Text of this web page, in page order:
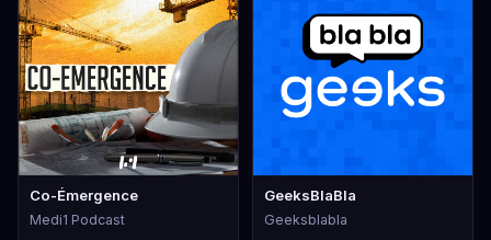
Co-Émergence
Medi1 Podcast
GeeksBlaBla
Geeksblabla